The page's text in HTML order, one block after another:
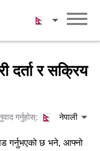
नेपाली
र सक्रिय
गर्नुहोस्: नेपाली
गर्नुभएको छ भने, आफ्नो